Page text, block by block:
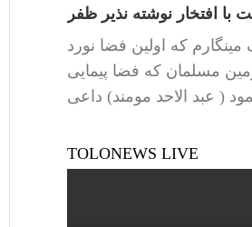
با افتخار نوشته نذیر ظفر
مینگارم که اولین فضا نورد
مسلمان که فضا پیمایی
TOLONEWS LIVE